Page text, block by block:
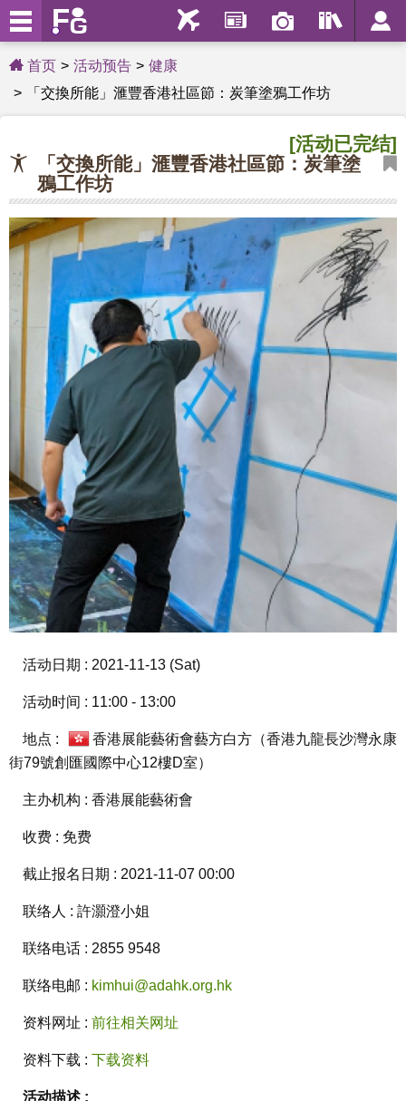
首页 活动预告
健康
「交換所能」滙豐香港社區節：炭筆塗鴉工作坊
[活动已完结]
「交換所能」滙豐香港社區節：炭筆塗
鴉工作坊
活动日期 : 2021-11-13 (Sat)
活动时间 : 11:00 - 13:00
地点 :
香港展能藝術會藝方白方（香港九龍長沙灣永康
街79號創匯國際中心12樓D室）
主办机构 : 香港展能藝術會
收费 : 免费
截止报名日期 : 2021-11-07 00:00
联络人 : 許灝澄小姐
联络电话 : 2855 9548
联络电邮 : kimhui@adahk.org.hk
资料网址 : 前往相关网址
资料下载 : 下载资料
活动描述 :